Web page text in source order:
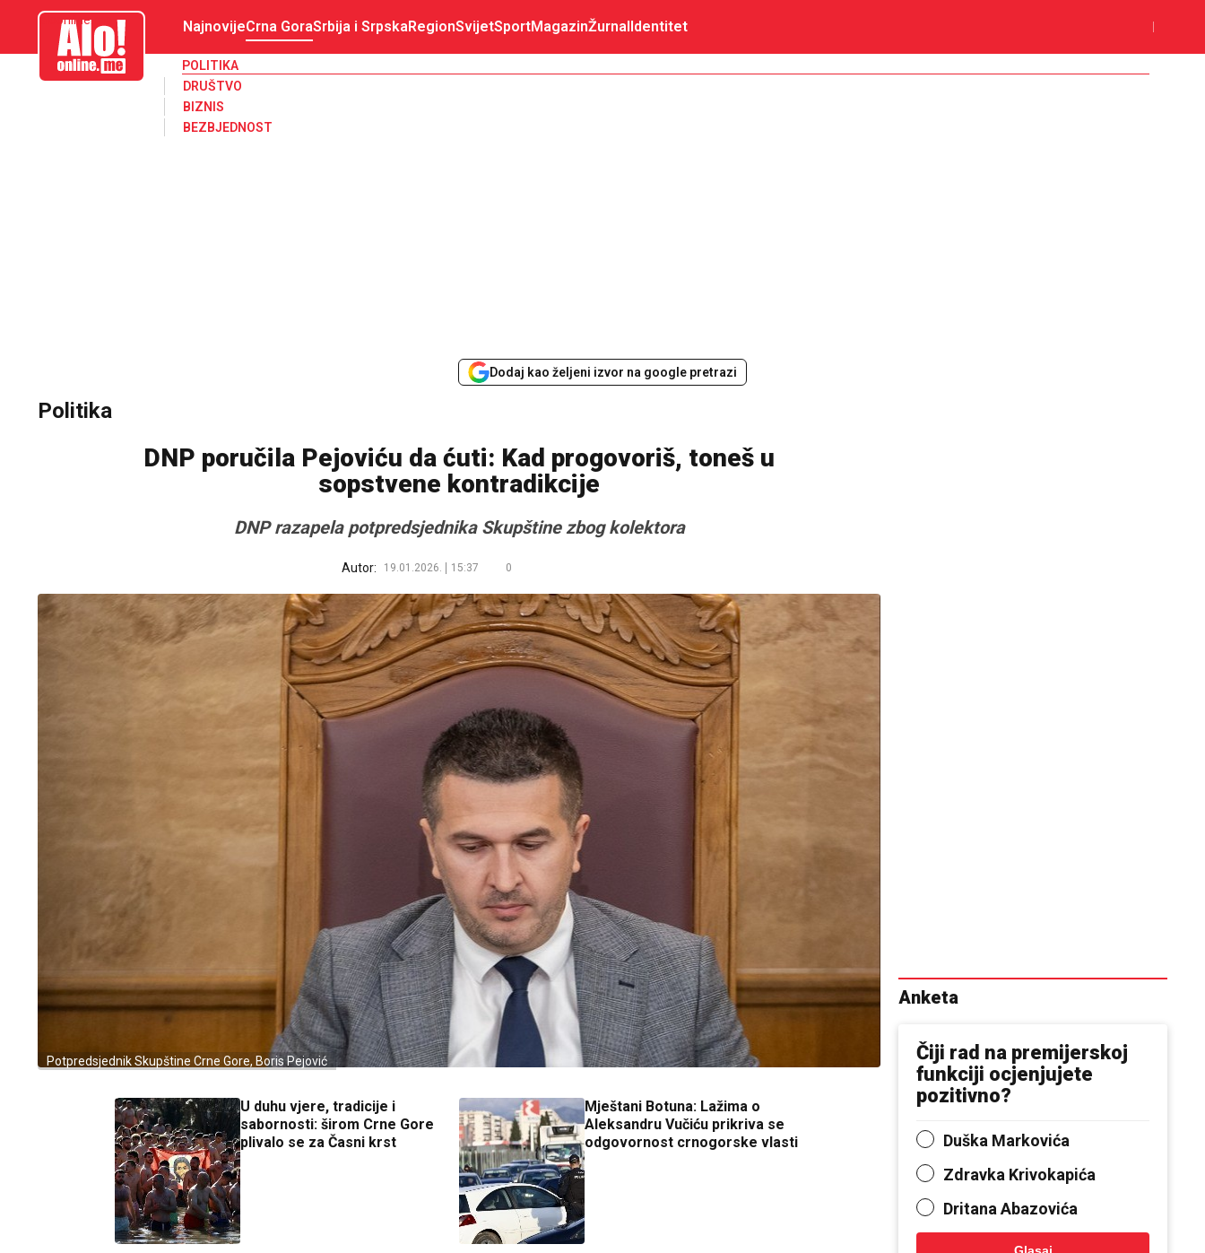
aloonline.me NajnovijeCrna GoraSrbija i SrpskaRegionSvijetSportMagazinŽurnalIdentitet
POLITIKA
DRUŠTVO
BIZNIS
BEZBJEDNOST
Dodaj kao željeni izvor na google pretrazi
Politika
DNP poručila Pejoviću da ćuti: Kad progovoriš, toneš u
sopstvene kontradikcije
DNP razapela potpredsjednika Skupštine zbog kolektora
Autor: 19.01.2026. 15:37 0
Potpredsjednik Skupštine Crne Gore, Boris Pejović
U duhu vjere, tradicije i
sabornosti: širom Crne Gore
plivalo se za Časni krst
Mještani Botuna: Lažima o
Aleksandru Vučiću prikriva se
odgovornost crnogorske vlasti
Anketa
Čiji rad na premijerskoj
funkciji ocjenjujete
pozitivno?
Duška Markovića
Zdravka Krivokapića
Dritana Abazovića